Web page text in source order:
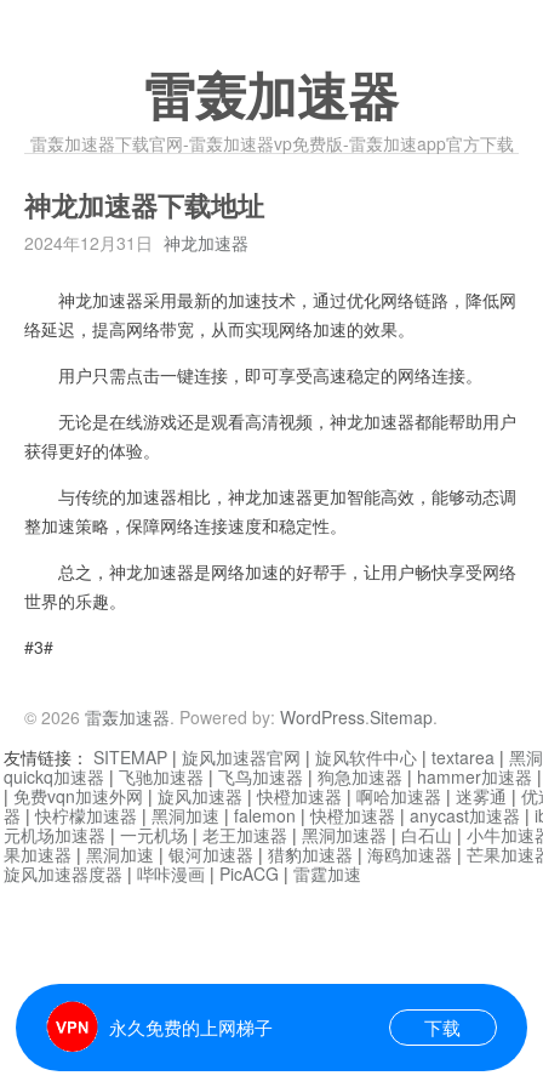
雷轰加速器
雷轰加速器下载官网-雷轰加速器vp免费版-雷轰加速app官方下载
神龙加速器下载地址
2024年12月31日 神龙加速器
神龙加速器采用最新的加速技术，通过优化网络链路，降低网
络延迟，提高网络带宽，从而实现网络加速的效果。
用户只需点击一键连接，即可享受高速稳定的网络连接。
无论是在线游戏还是观看高清视频，神龙加速器都能帮助用户
获得更好的体验。
与传统的加速器相比，神龙加速器更加智能高效，能够动态调
整加速策略，保障网络连接速度和稳定性。
总之，神龙加速器是网络加速的好帮手，让用户畅快享受网络
世界的乐趣。
#3#
© 2026 雷轰加速器. Powered by: WordPress.Sitemap.
永久免费的上网梯子 下载
友情链接： SITEMAP | 旋风加速器官网 | 旋风软件中心 | textarea | 黑
quickq加速器 | 飞驰加速器 | 飞鸟加速器 | 狗急加速器 | hammer加速器
| 免费vqn加速外网 | 旋风加速器 |快橙加速器 | 啊哈加速器 | 迷雾通 | 优
器 |快柠檬加速器 | 黑洞加速 | falemon |快橙加速器 | anycast加速器 |
元机场加速器 | 一元机场 | 老王加速器 | 黑洞加速器 | 白石山 | 小牛加速
果加速器 | 黑洞加速 | 银河加速器 | 猎豹加速器 | 海鸥加速器 | 芒果加速
旋风加速器度器 | 哔咔漫画 | PicACG | 雷霆加速